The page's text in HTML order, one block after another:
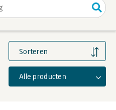
Sorteren
Alle producten